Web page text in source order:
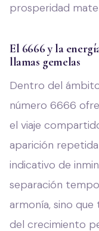
prosperidad
El 6666 y la
llamas gemelas
Dentro del
número 6666
el viaje
aparición
indicativo de
separación
armonía, sino
del crecimiento